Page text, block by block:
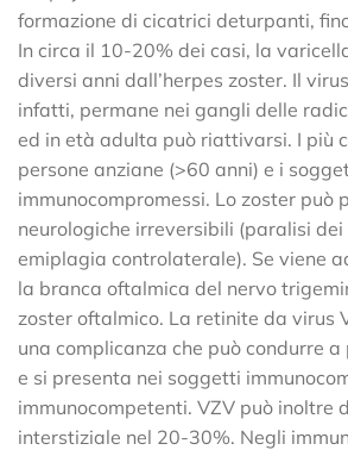
formazione di cicatrici deturpanti,
In circa il 10-20% dei casi, la
diversi anni dall’herpes zoster. Il
infatti, permane nei gangli delle
ed in età adulta può riattivarsi. I più
persone anziane (>60 anni) e i
immunocompromessi. Lo zoster può
neurologiche irreversibili (paralisi dei
emiplagia controlaterale). Se viene
la branca oftalmica del nervo
zoster oftalmico. La retinite da virus
una complicanza che può condurre
e si presenta nei soggetti
immunocompetenti. VZV può inoltre
interstiziale nel 20-30%. Negli